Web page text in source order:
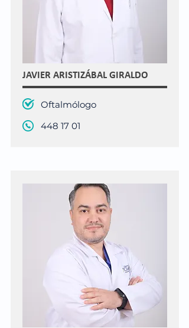
JAVIER ARISTIZÁBAL GIRALDO
Oftalmólogo
448 17 01